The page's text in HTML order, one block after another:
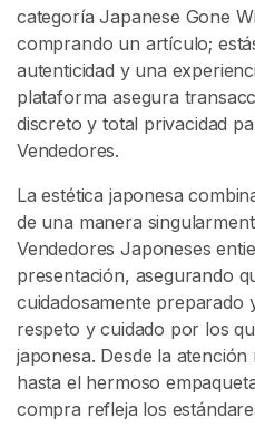
categoría Japanese Gone
comprando un artículo;
autenticidad y una
plataforma asegura
discreto y total privacidad
Vendedores.
La estética japonesa
de una manera
Vendedores Japoneses
presentación, asegurando
cuidadosamente preparado
respeto y cuidado por los
japonesa. Desde la
hasta el hermoso
compra refleja los
s
c
o
n
t
r
l
a
d
o
s
P
H
S